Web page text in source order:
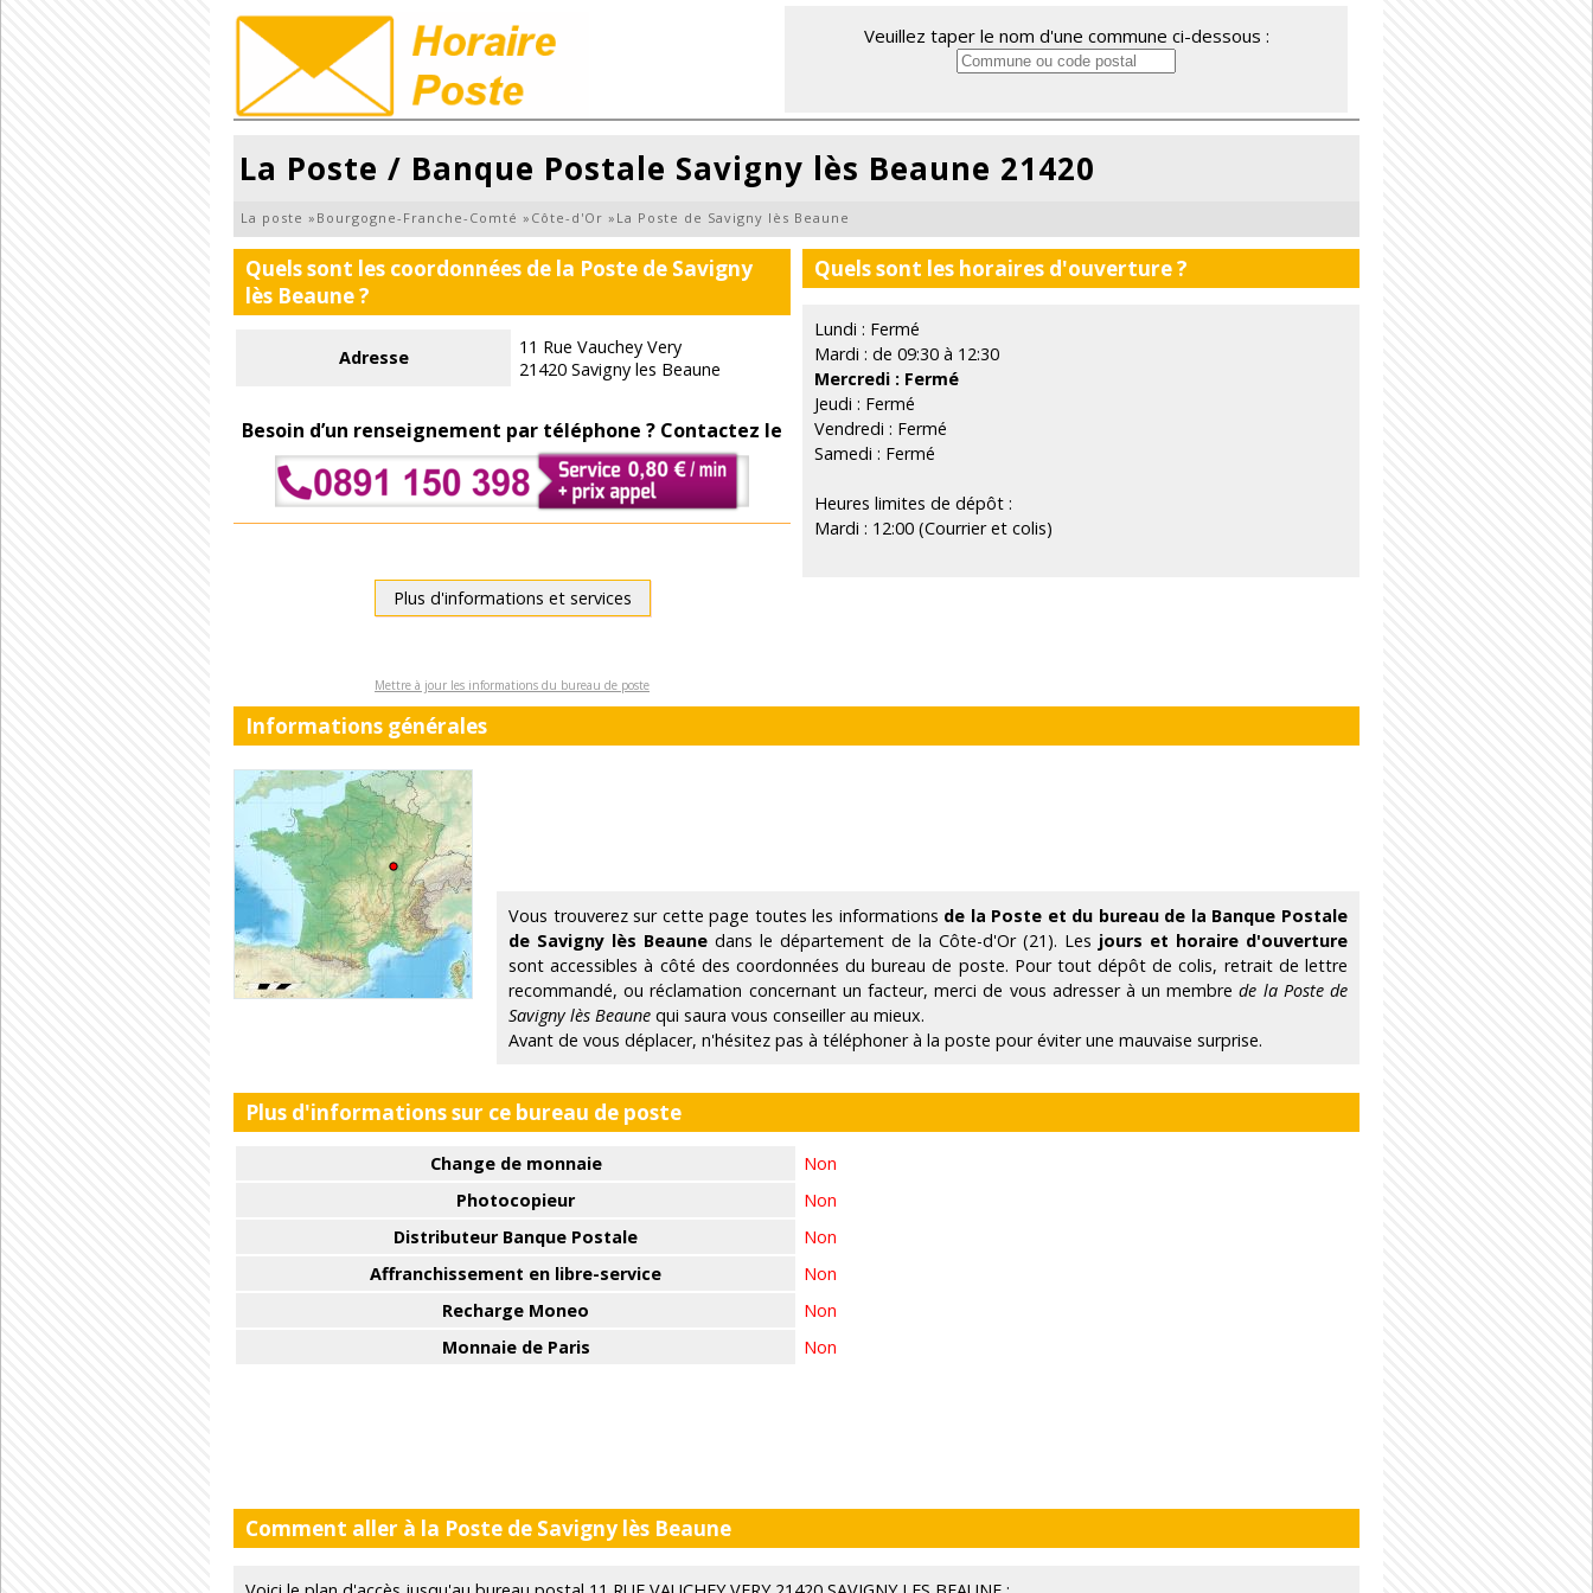
Veuillez taper le nom d'une commune ci-dessous :
La Poste / Banque Postale Savigny lès Beaune 21420
La poste » Bourgogne-Franche-Comté » Côte-d'Or » La Poste de Savigny lès Beaune
Quels sont les coordonnées de la Poste de Savigny
lès Beaune ?
Adresse
11 Rue Vauchey Very
21420 Savigny les Beaune
Besoin d’un renseignement par téléphone ? Contactez le
Plus d'informations et services
Mettre à jour les informations du bureau de poste
Quels sont les horaires d'ouverture ?
Lundi : Fermé
Mardi : de 09:30 à 12:30
Mercredi : Fermé
Jeudi : Fermé
Vendredi : Fermé
Samedi : Fermé
Heures limites de dépôt :
Mardi : 12:00 (Courrier et colis)
Informations générales
Vous trouverez sur cette page toutes les informations de la Poste et du bureau de la Banque Postale
de Savigny lès Beaune dans le département de la Côte-d'Or (21). Les jours et horaire d'ouverture
sont accessibles à côté des coordonnées du bureau de poste. Pour tout dépôt de colis, retrait de lettre
recommandé, ou réclamation concernant un facteur, merci de vous adresser à un membrede la Poste de
Savigny lès Beaune qui saura vous conseiller au mieux.
Avant de vous déplacer, n'hésitez pas à téléphoner à la poste pour éviter une mauvaise surprise.
Plus d'informations sur ce bureau de poste
Change de monnaie
Non
Photocopieur
Non
Distributeur Banque Postale
Non
Affranchissement en libre-service
Non
Recharge Moneo
Non
Monnaie de Paris
Non
Comment aller à la Poste de Savigny lès Beaune